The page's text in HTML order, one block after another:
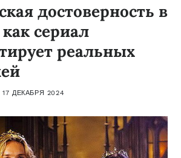
достоверность в
как сериал
реальных
17 ДЕКАБРЯ 2024